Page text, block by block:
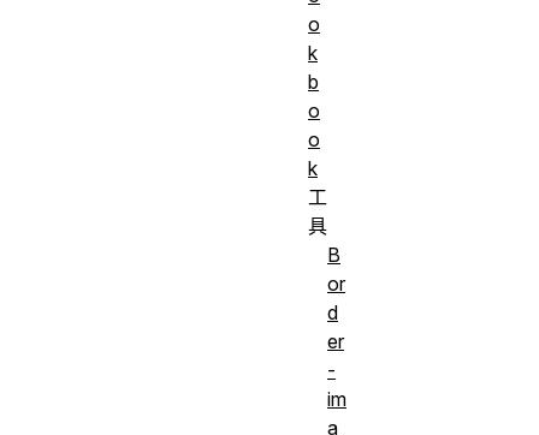
o
k
b
o
o
k
工
具
B
or
d
er
-
im
a